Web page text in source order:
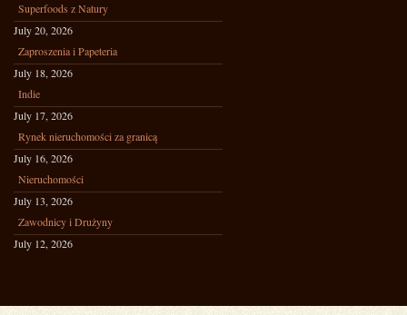
Superfoods z Natury
July 20, 2026
Zaproszenia i Papeteria
July 18, 2026
Indie
July 17, 2026
Rynek nieruchomości za granicą
July 16, 2026
Nieruchomości
July 13, 2026
Zawodnicy i Drużyny
July 12, 2026